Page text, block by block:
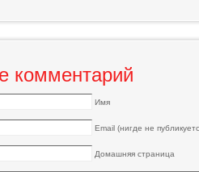
комментарий
Имя
Email (нигде не
Домашняя страница